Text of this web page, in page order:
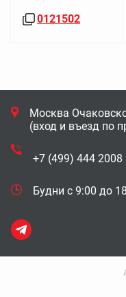
0121502
Москва
(вход и въезд по
+7 (499) 444 2008
Будни с 9:00 до